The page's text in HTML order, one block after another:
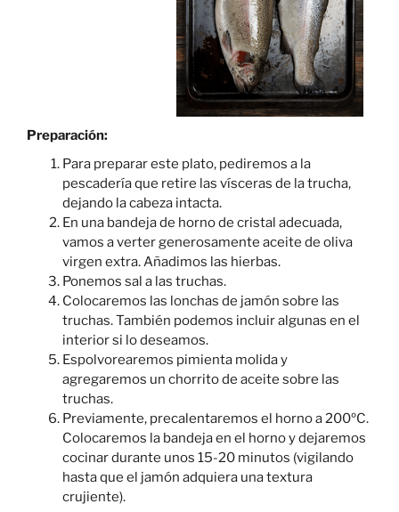
Preparación:
Para preparar este plato, pediremos a la
pescadería que retire las vísceras de la trucha,
dejando la cabeza intacta.
En una bandeja de horno de cristal adecuada,
vamos a verter generosamente aceite de oliva
virgen extra. Añadimos las hierbas.
Ponemos sal a las truchas.
Colocaremos las lonchas de jamón sobre las
truchas. También podemos incluir algunas en el
interior si lo deseamos.
Espolvorearemos pimienta molida y
agregaremos un chorrito de aceite sobre las
truchas.
Previamente, precalentaremos el horno a 200ºC.
Colocaremos la bandeja en el horno y dejaremos
cocinar durante unos 15-20 minutos (vigilando
hasta que el jamón adquiera una textura
crujiente).